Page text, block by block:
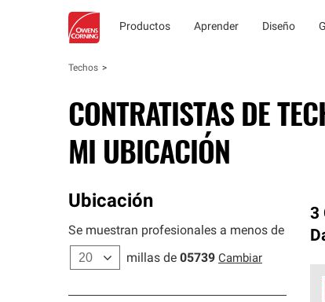
Productos Aprender Diseño
Techos
CONTRATISTAS DE
MI UBICACIÓN
Ubicación
Se muestran profesionales a menos de
millas de 05739 Cambiar
3